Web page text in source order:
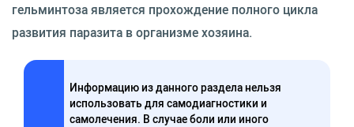
гельминтоза является прохождение полного цикла
развития паразита в организме хозяина.
Информацию из данного раздела нельзя
использовать для самодиагностики и
самолечения. В случае боли или иного